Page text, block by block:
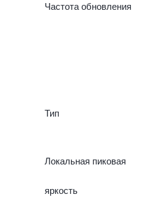
Частота обновления
Тип
Локальная пиковая
яркость